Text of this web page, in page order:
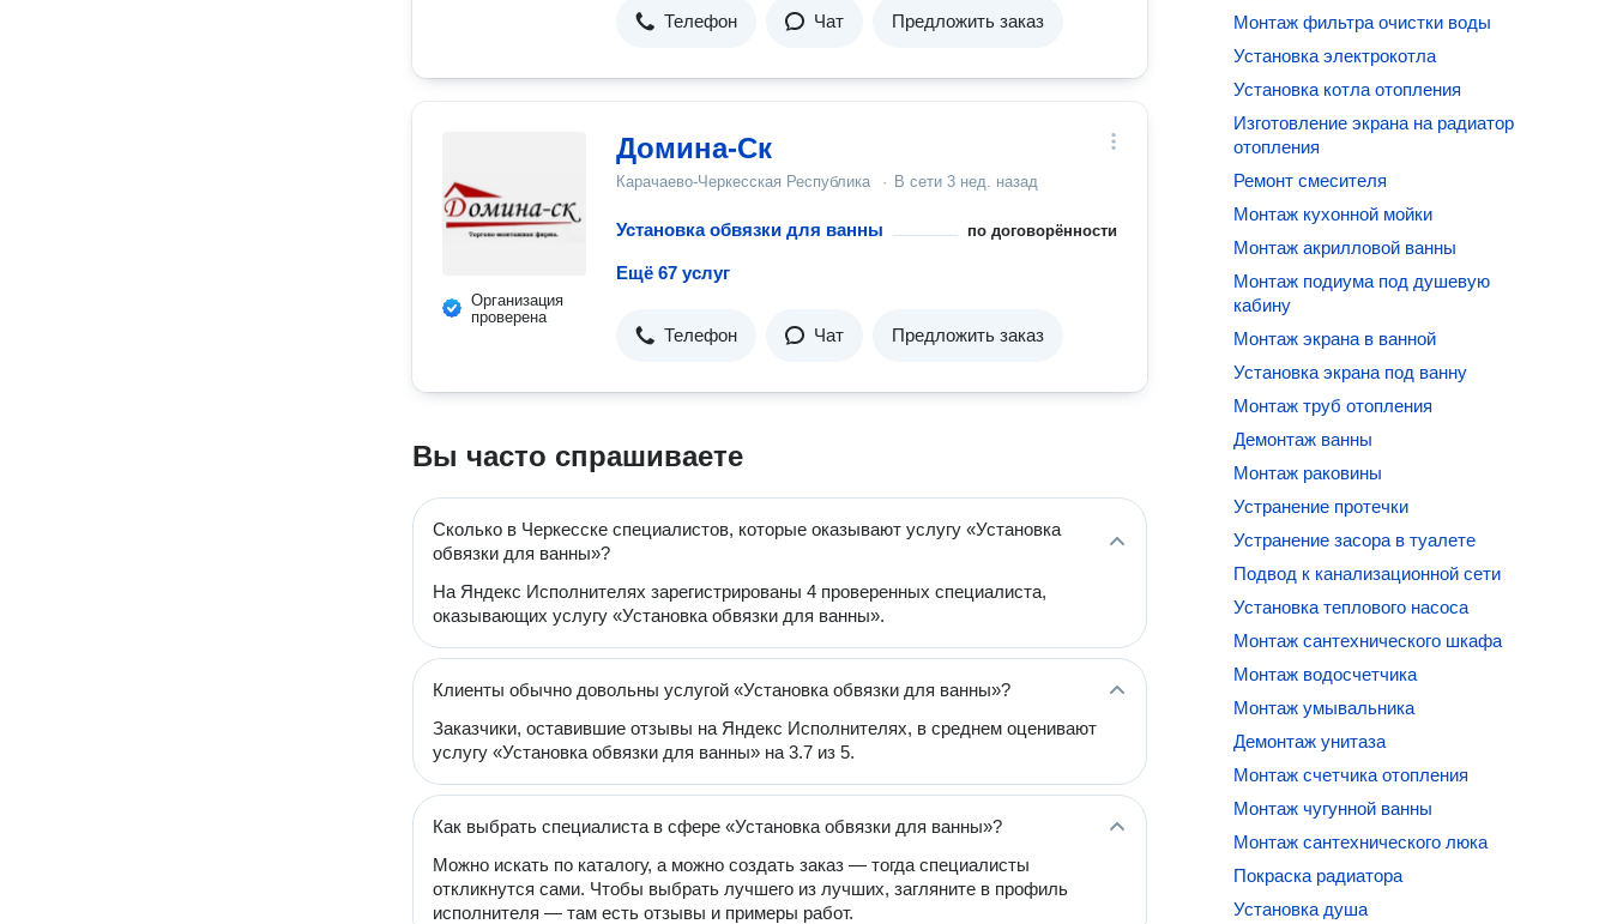
Телефон Чат Предложить заказ
Организация
проверена
Домина-Ск
Карачаево-Черкесская Республика · В сети 3 нед. назад
Установка обвязки для ванны по договорённости
Ещё 67 услуг
Телефон Чат Предложить заказ
Вы часто спрашиваете
Сколько в Черкесске специалистов, которые оказывают услугу «Установка
обвязки для ванны»?
На Яндекс Исполнителях зарегистрированы 4 проверенных специалиста,
оказывающих услугу «Установка обвязки для ванны».
Клиенты обычно довольны услугой «Установка обвязки для ванны»?
Заказчики, оставившие отзывы на Яндекс Исполнителях, в среднем оценивают
услугу «Установка обвязки для ванны» на 3.7 из 5.
Как выбрать специалиста в сфере «Установка обвязки для ванны»?
Можно искать по каталогу, а можно создать заказ — тогда специалисты
откликнутся сами. Чтобы выбрать лучшего из лучших, загляните в профиль
исполнителя — там есть отзывы и примеры работ.
Монтаж фильтра очистки воды
Установка электрокотла
Установка котла отопления
Изготовление экрана на радиатор
отопления
Ремонт смесителя
Монтаж кухонной мойки
Монтаж акрилловой ванны
Монтаж подиума под душевую
кабину
Монтаж экрана в ванной
Установка экрана под ванну
Монтаж труб отопления
Демонтаж ванны
Монтаж раковины
Устранение протечки
Устранение засора в туалете
Подвод к канализационной сети
Установка теплового насоса
Монтаж сантехнического шкафа
Монтаж водосчетчика
Монтаж умывальника
Демонтаж унитаза
Монтаж счетчика отопления
Монтаж чугунной ванны
Монтаж сантехнического люка
Покраска радиатора
Установка душа